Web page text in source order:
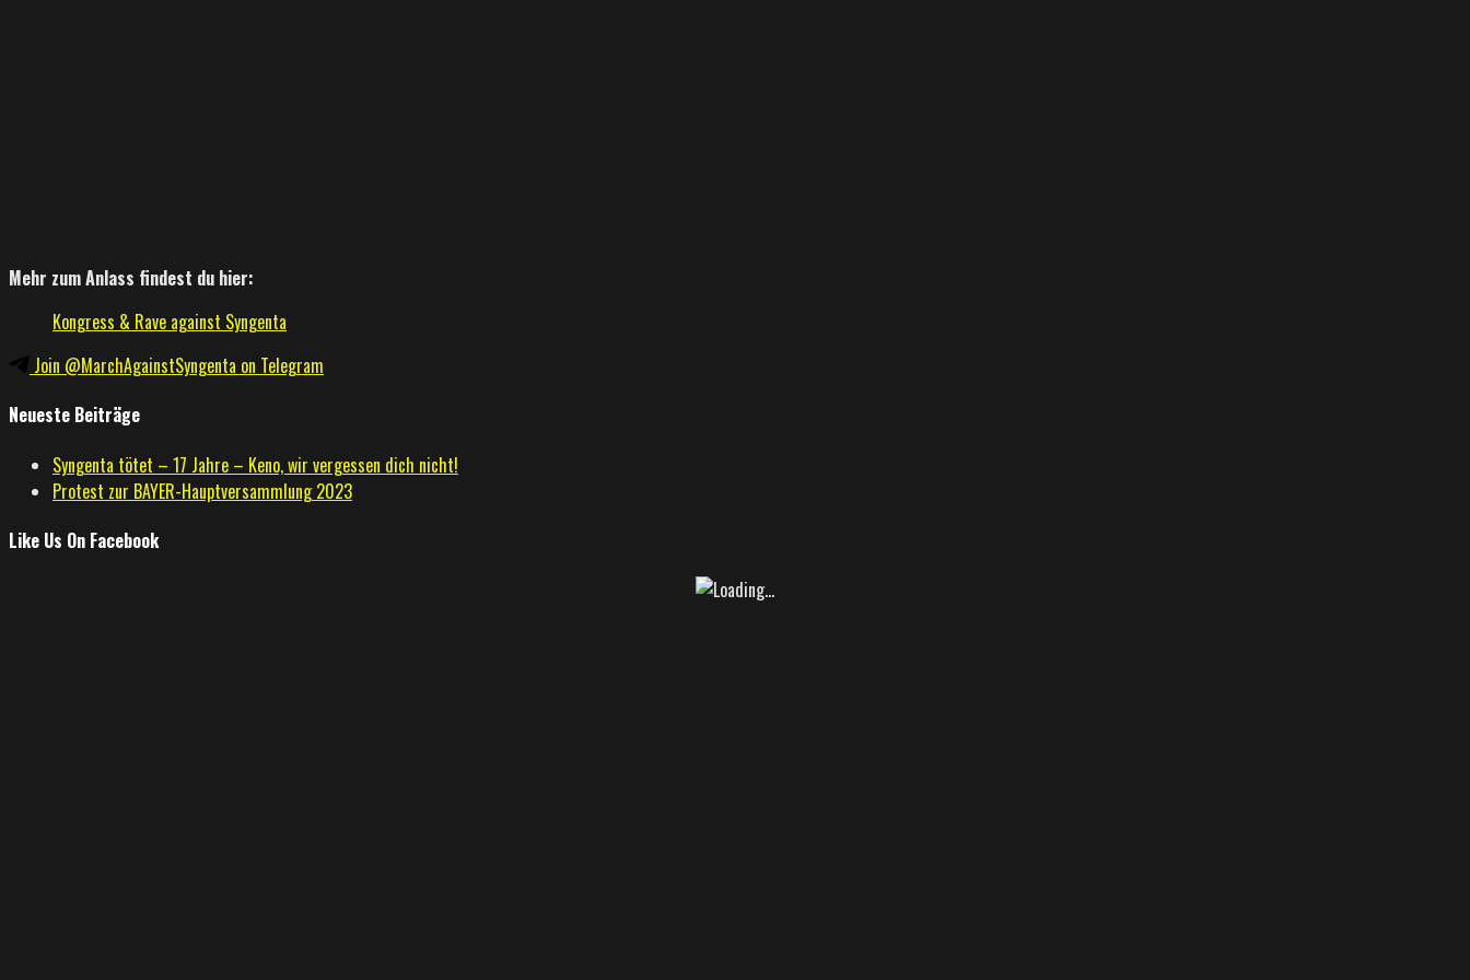
Mehr zum Anlass findest du hier:
Kongress & Rave against Syngenta
Join @MarchAgainstSyngenta on Telegram
Neueste Beiträge
Syngenta tötet – 17 Jahre – Keno, wir vergessen dich nicht!
Protest zur BAYER-Hauptversammlung 2023
Like Us On Facebook